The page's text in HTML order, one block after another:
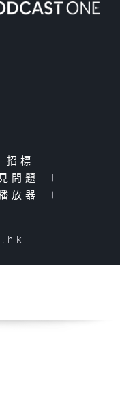
招標
|
問題
|
放器
|
|